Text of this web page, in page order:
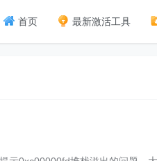
首页 最新激活工具